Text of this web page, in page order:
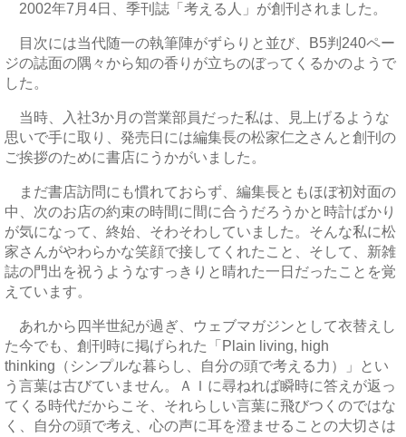
2002年7月4日、季刊誌「考える人」が創刊されました。
目次には当代随一の執筆陣がずらりと並び、B5判240ペー
ジの誌面の隅々から知の香りが立ちのぼってくるかのようで
した。
当時、入社3か月の営業部員だった私は、見上げるような
思いで手に取り、発売日には編集長の松家仁之さんと創刊の
ご挨拶のために書店にうかがいました。
まだ書店訪問にも慣れておらず、編集長ともほぼ初対面の
中、次のお店の約束の時間に間に合うだろうかと時計ばかり
が気になって、終始、そわそわしていました。そんな私に松
家さんがやわらかな笑顔で接してくれたこと、そして、新雑
誌の門出を祝うようなすっきりと晴れた一日だったことを覚
えています。
あれから四半世紀が過ぎ、ウェブマガジンとして衣替えし
た今でも、創刊時に掲げられた「Plain living, high
thinking（シンプルな暮らし、自分の頭で考える力）」とい
う言葉は古びていません。ＡＩに尋ねれば瞬時に答えが返っ
てくる時代だからこそ、それらしい言葉に飛びつくのではな
く、自分の頭で考え、心の声に耳を澄ませることの大切さは